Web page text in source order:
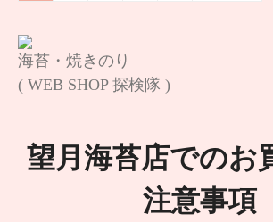
海苔・焼きのり
( WEB SHOP 探検隊 )
望月海苔店でのお
注意事項